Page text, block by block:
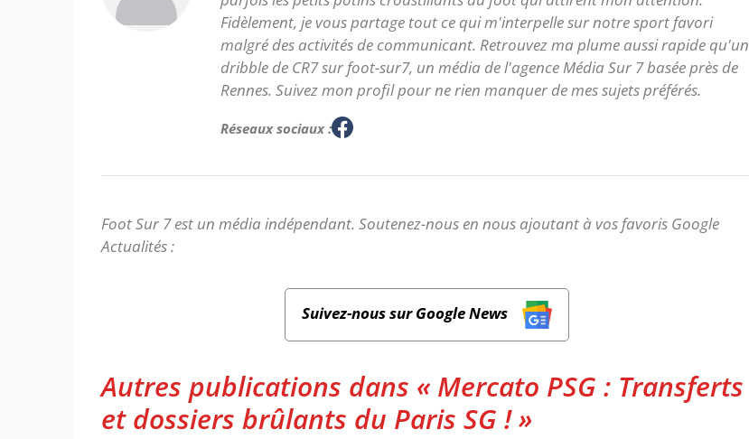
Fidèlement, je vous partage tout ce qui m'interpelle sur notre sport favori
malgré des activités de communicant. Retrouvez ma plume aussi rapide qu'un
dribble de CR7 sur foot-sur7, un média de l'agence Média Sur 7 basée près de
Rennes. Suivez mon profil pour ne rien manquer de mes sujets préférés.
Réseaux sociaux :
Foot Sur 7 est un média indépendant. Soutenez-nous en nous ajoutant à vos favoris Google
Actualités :
Suivez-nous sur Google News
Autres publications dans « Mercato PSG : Transferts
et dossiers brûlants du Paris SG ! »